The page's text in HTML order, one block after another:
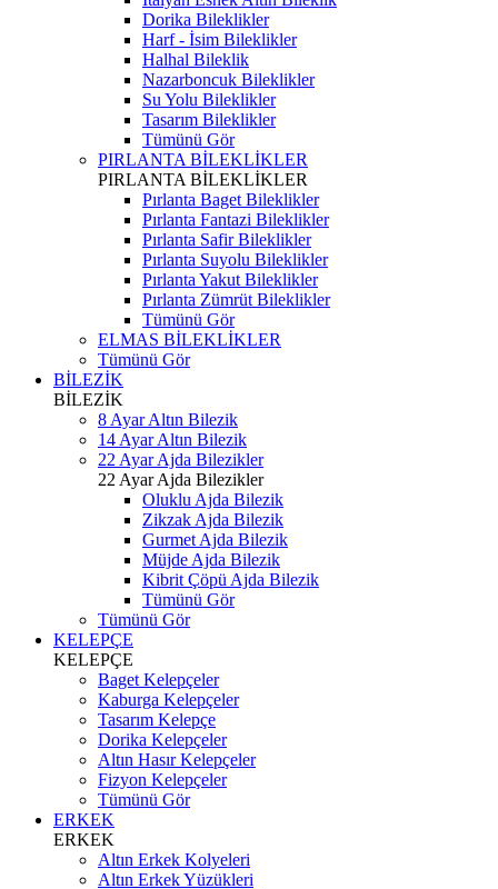
Dorika Bileklikler
Harf - İsim Bileklikler
Halhal Bileklik
Nazarboncuk Bileklikler
Su Yolu Bileklikler
Tasarım Bileklikler
Tümünü Gör
PIRLANTA BİLEKLİKLER
PIRLANTA BİLEKLİKLER
Pırlanta Baget Bileklikler
Pırlanta Fantazi Bileklikler
Pırlanta Safir Bileklikler
Pırlanta Suyolu Bileklikler
Pırlanta Yakut Bileklikler
Pırlanta Zümrüt Bileklikler
Tümünü Gör
ELMAS BİLEKLİKLER
Tümünü Gör
BİLEZİK
BİLEZİK
8 Ayar Altın Bilezik
14 Ayar Altın Bilezik
22 Ayar Ajda Bilezikler
22 Ayar Ajda Bilezikler
Oluklu Ajda Bilezik
Zikzak Ajda Bilezik
Gurmet Ajda Bilezik
Müjde Ajda Bilezik
Kibrit Çöpü Ajda Bilezik
Tümünü Gör
Tümünü Gör
KELEPÇE
KELEPÇE
Baget Kelepçeler
Kaburga Kelepçeler
Tasarım Kelepçe
Dorika Kelepçeler
Altın Hasır Kelepçeler
Fizyon Kelepçeler
Tümünü Gör
ERKEK
ERKEK
Altın Erkek Kolyeleri
Altın Erkek Yüzükleri